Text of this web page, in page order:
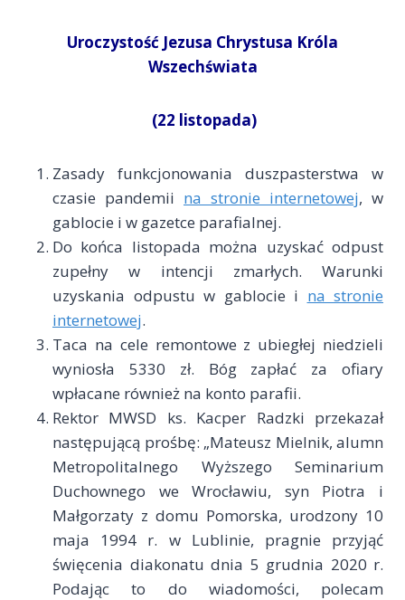
Uroczystość Jezusa Chrystusa Króla
Wszechświata
(22 listopada)
Zasady funkcjonowania duszpasterstwa w
czasie pandemii na stronie internetowej, w
gablocie i w gazetce parafialnej.
Do końca listopada można uzyskać odpust
zupełny w intencji zmarłych. Warunki
uzyskania odpustu w gablocie i na stronie
internetowej.
Taca na cele remontowe z ubiegłej niedzieli
wyniosła 5330 zł. Bóg zapłać za ofiary
wpłacane również na konto parafii.
Rektor MWSD ks. Kacper Radzki przekazał
następującą prośbę: „Mateusz Mielnik, alumn
Metropolitalnego Wyższego Seminarium
Duchownego we Wrocławiu, syn Piotra i
Małgorzaty z domu Pomorska, urodzony 10
maja 1994 r. w Lublinie, pragnie przyjąć
święcenia diakonatu dnia 5 grudnia 2020 r.
Podając to do wiadomości, polecam